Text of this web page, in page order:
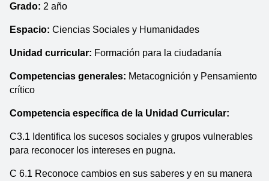
Grado: 2 año
Espacio: Ciencias Sociales y Humanidades
Unidad curricular: Formación para la ciudadanía
Competencias generales: Metacognición y Pensamiento
crítico
Competencia específica de la Unidad Curricular:
C3.1 Identifica los sucesos sociales y grupos vulnerables
para reconocer los intereses en pugna.
C 6.1 Reconoce cambios en sus saberes y en su manera